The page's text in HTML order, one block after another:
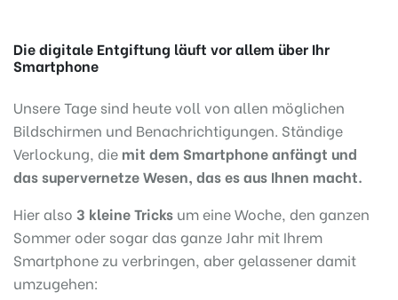
Die digitale Entgiftung läuft vor allem über Ihr
Smartphone
Unsere Tage sind heute voll von allen möglichen
Bildschirmen und Benachrichtigungen. Ständige
Verlockung, die mit dem Smartphone anfängt und
das supervernetze Wesen, das es aus Ihnen macht.
Hier also 3 kleine Tricks um eine Woche, den ganzen
Sommer oder sogar das ganze Jahr mit Ihrem
Smartphone zu verbringen, aber gelassener damit
umzugehen: